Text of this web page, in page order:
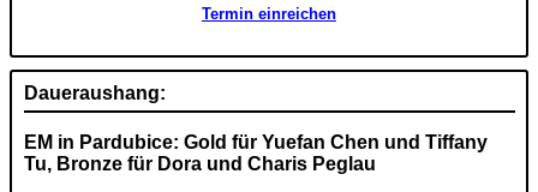
Termin einreichen
Daueraushang:
EM in Pardubice: Gold für Yuefan Chen und Tiffany
Tu, Bronze für Dora und Charis Peglau